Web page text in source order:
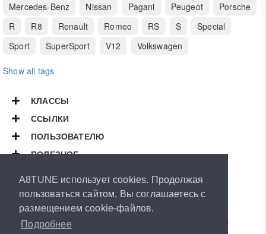
A8TUNE использует cookies. Продолжая
пользоваться сайтом, Вы соглашаетесь с
размещением cookie-файлов.
Подробнее
Mercedes-Benz
Nissan Pagani Peugeot
Porsche
R
R8 Renault Romeo RS S
Special
Sport
SuperSport V12 Volkswagen
Show all tags
КЛАССЫ
ССЫЛКИ
ПОЛЬЗОВАТЕЛЮ
ПОЛЕЗНОЕ
Copyright © 2026A8TUNE
All Rights Reserved.
Powered byArthurVeselov
Special thanks to
Dasle